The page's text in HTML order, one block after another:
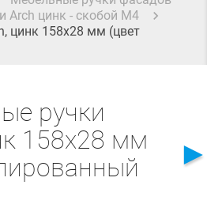
Arch цинк - скобой М4
цинк 158x28 мм (цвет
ручки
158x28 мм